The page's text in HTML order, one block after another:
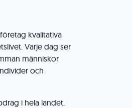
kvalitativa
Varje dag ser
människor
och
i hela landet.